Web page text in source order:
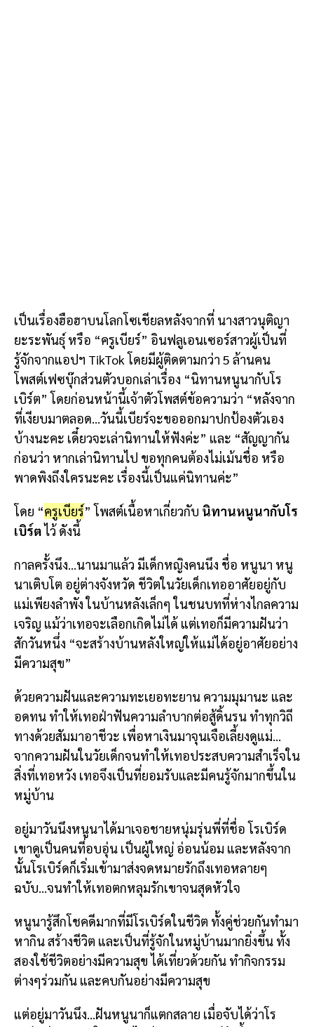
เป็นเรื่องฮือฮาบนโลกโซเชียลหลังจากที่ นางสาวนุติญา
ยะระพันธุ์ หรือ “ครูเบียร์” อินฟลูเอนเซอร์สาวผู้เป็นที่
รู้จักจากแอปฯ TikTok โดยมีผู้ติดตามกว่า 5 ล้านคน
โพสต์เฟซบุ๊กส่วนตัวบอกเล่าเรื่อง “นิทานหนูนากับโร
เบิร์ต” โดยก่อนหน้านี้เจ้าตัวโพสต์ข้อความว่า “หลังจาก
ที่เงียบมาตลอด…วันนี้เบียร์จะขอออกมาปกป้องตัวเอง
บ้างนะคะ เดี๋ยวจะเล่านิทานให้ฟังค่ะ” และ “สัญญากัน
ก่อนว่า หากเล่านิทานไป ขอทุกคนต้องไม่เม้นชื่อ หรือ
พาดพิงถึงใครนะคะ เรื่องนี้เป็นแค่นิทานค่ะ”
โดย “ครูเบียร์” โพสต์เนื้อหาเกี่ยวกับ นิทานหนูนากับโร
เบิร์ตไว้ ดังนี้
กาลครั้งนึง…นานมาแล้ว มีเด็กหญิงคนนึง ชื่อ หนูนา หนู
นาเติบโต อยู่ต่างจังหวัด ชีวิตในวัยเด็กเทออาศัยอยู่กับ
แม่เพียงลำพัง ในบ้านหลังเล็กๆ ในชนบทที่ห่างไกลความ
เจริญ แม้ว่าเทอจะเลือกเกิดไม่ได้ แต่เทอก็มีความฝันว่า
สักวันหนึ่ง “จะสร้างบ้านหลังใหญ่ให้แม่ได้อยู่อาศัยอย่าง
มีความสุข”
ด้วยความฝันและความทะเยอทะยาน ความมุมานะ และ
อดทน ทำให้เทอฝ่าฟันความลำบากต่อสู้ดิ้นรน ทำทุกวิถี
ทางด้วยสัมมาอาชีวะ เพื่อหาเงินมาจุนเจือเลี้ยงดูแม่…
จากความฝันในวัยเด็กจนทำให้เทอประสบความสำเร็จใน
สิ่งที่เทอหวัง เทอจึงเป็นที่ยอมรับและมีคนรู้จักมากขึ้นใน
หมู่บ้าน
อยู่มาวันนึงหนูนาได้มาเจอชายหนุ่มรุ่นพี่ที่ชื่อ โรเบิร์ด
เขาดูเป็นคนที่อบอุ่น เป็นผู้ใหญ่ อ่อนน้อม และหลังจาก
นั้นโรเบิร์ดก็เริ่มเข้ามาส่งจดหมายรักถึงเทอหลายๆ
ฉบับ…จนทำให้เทอตกหลุมรักเขาจนสุดหัวใจ
หนูนารู้สึกโชคดีมากที่มีโรเบิร์ดในชีวิต ทั้งคู่ช่วยกันทำมา
หากิน สร้างชีวิต และเป็นที่รู้จักในหมู่บ้านมากยิ่งขึ้น ทั้ง
สองใช้ชีวิตอย่างมีความสุข ได้เที่ยวด้วยกัน ทำกิจกรรม
ต่างๆร่วมกัน และคบกันอย่างมีความสุข
แต่อยู่มาวันนึง…ฝันหนูนาก็แตกสลาย เมื่อจับได้ว่าโร